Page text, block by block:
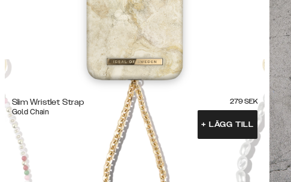
Slim Wristlet Strap
Gold Chain
279 SEK
+ LÄGG TILL